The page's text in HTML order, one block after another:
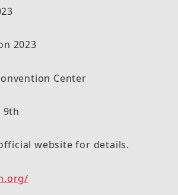
2023
Center
9th
website for details.